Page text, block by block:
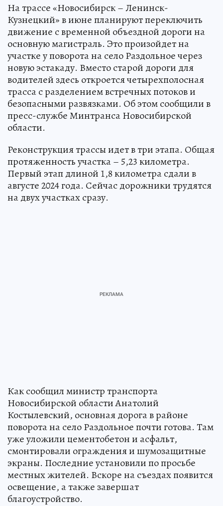
На трассе «Новосибирск – Ленинск-
Кузнецкий» в июне планируют переключить
движение с временной объездной дороги на
основную магистраль. Это произойдет на
участке у поворота на село Раздольное через
новую эстакаду. Вместо старой дороги для
водителей здесь откроется четырехполосная
трасса с разделением встречных потоков и
безопасными развязками. Об этом сообщили в
пресс-службе Минтранса Новосибирской
области.
Реконструкция трассы идет в три этапа. Общая
протяженность участка – 5,23 километра.
Первый этап длиной 1,8 километра сдали в
августе 2024 года. Сейчас дорожники трудятся
на двух участках сразу.
Как сообщил министр транспорта
Новосибирской области Анатолий
Костылевский, основная дорога в районе
поворота на село Раздольное почти готова. Там
уже уложили цементобетон и асфальт,
смонтировали ограждения и шумозащитные
экраны. Последние установили по просьбе
местных жителей. Вскоре на съездах появится
освещение, а также завершат
благоустройство.